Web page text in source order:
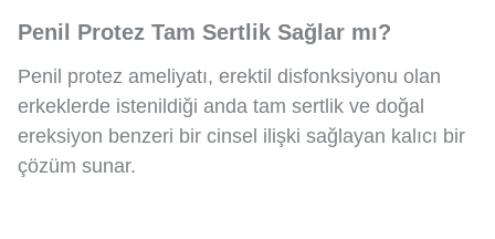
Penil Protez Tam Sertlik Sağlar mı?
Penil protez ameliyatı, erektil disfonksiyonu olan
erkeklerde istenildiği anda tam sertlik ve doğal
ereksiyon benzeri bir cinsel ilişki sağlayan kalıcı bir
çözüm sunar.